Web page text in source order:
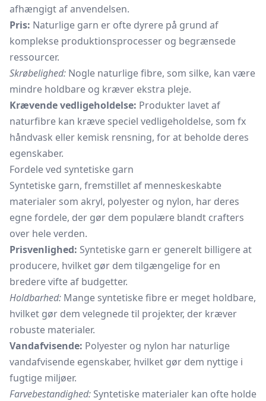
afhængigt af anvendelsen.
Pris: Naturlige garn er ofte dyrere på grund af
komplekse produktionsprocesser og begrænsede
ressourcer.
Skrøbelighed: Nogle naturlige fibre, som silke, kan være
mindre holdbare og kræver ekstra pleje.
Krævende vedligeholdelse: Produkter lavet af
naturfibre kan kræve speciel vedligeholdelse, som fx
håndvask eller kemisk rensning, for at beholde deres
egenskaber.
Fordele ved syntetiske garn
Syntetiske garn, fremstillet af menneskeskabte
materialer som akryl, polyester og nylon, har deres
egne fordele, der gør dem populære blandt crafters
over hele verden.
Prisvenlighed: Syntetiske garn er generelt billigere at
producere, hvilket gør dem tilgængelige for en
bredere vifte af budgetter.
Holdbarhed: Mange syntetiske fibre er meget holdbare,
hvilket gør dem velegnede til projekter, der kræver
robuste materialer.
Vandafvisende: Polyester og nylon har naturlige
vandafvisende egenskaber, hvilket gør dem nyttige i
fugtige miljøer.
Farvebestandighed: Syntetiske materialer kan ofte holde